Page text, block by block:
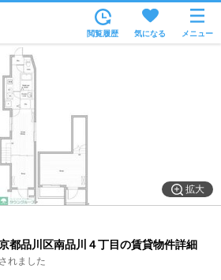
不動産会社から
閲覧履歴 気になる メニュー
拡大
都品川区南品川４丁目の賃貸物件詳細
れました